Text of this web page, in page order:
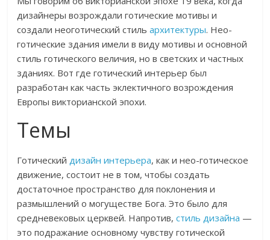
дизайнеры возрождали готические мотивы и
создали неоготический стильархитектуры. Нео-
готические здания имели в виду мотивы и основной
стиль готического величия, но в светских и частных
зданиях. Вот где готический интерьер был
разработан как часть эклектичного возрождения
Европы викторианской эпохи.
Темы
Готическийдизайн интерьера, как и нео-готическое
движение, состоит не в том, чтобы создать
достаточное пространство для поклонения и
размышлений о могуществе Бога. Это было для
средневековых церквей. Напротив,стиль дизайна —
это подражание основному чувству готической